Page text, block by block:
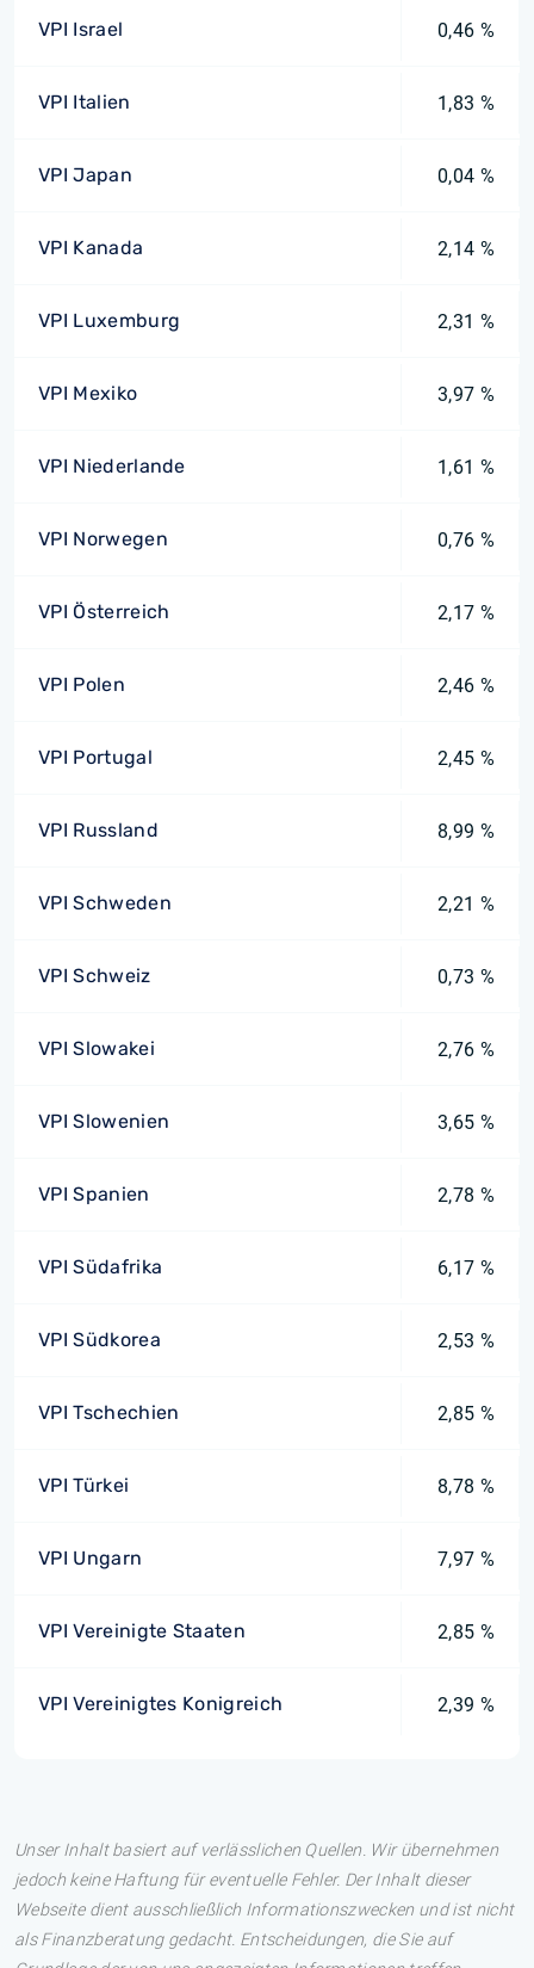
VPI Israel 0,46 %
VPI Italien 1,83 %
VPI Japan 0,04 %
VPI Kanada 2,14 %
VPI Luxemburg 2,31 %
VPI Mexiko 3,97 %
VPI Niederlande 1,61 %
VPI Norwegen 0,76 %
VPI Österreich 2,17 %
VPI Polen 2,46 %
VPI Portugal 2,45 %
VPI Russland 8,99 %
VPI Schweden 2,21 %
VPI Schweiz 0,73 %
VPI Slowakei 2,76 %
VPI Slowenien 3,65 %
VPI Spanien 2,78 %
VPI Südafrika 6,17 %
VPI Südkorea 2,53 %
VPI Tschechien 2,85 %
VPI Türkei 8,78 %
VPI Ungarn 7,97 %
VPI Vereinigte Staaten 2,85 %
VPI Vereinigtes Konigreich 2,39 %
Unser Inhalt basiert auf verlässlichen Quellen. Wir übernehmen
jedoch keine Haftung für eventuelle Fehler. Der Inhalt dieser
Webseite dient ausschließlich Informationszwecken und ist nicht
als Finanzberatung gedacht. Entscheidungen, die Sie auf